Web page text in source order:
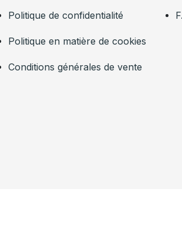
Politique de confidentialité
Politique en matière de cookies
Conditions générales de vente